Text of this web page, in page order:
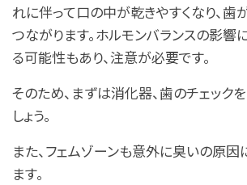
れに伴って口の中が乾きやすくなり、歯
つながります。ホルモンバランスの影響
る可能性もあり、注意が必要です。
そのため、まずは消化器、歯のチェック
しょう。
また、フェムゾーンも意外に臭いの原因
ます。